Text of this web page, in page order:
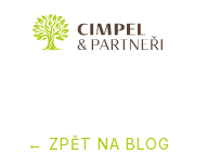
← ZPĚT NA BLOG